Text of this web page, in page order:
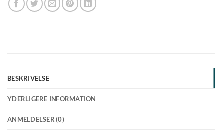
BESKRIVELSE
YDERLIGERE INFORMATION
ANMELDELSER (0)